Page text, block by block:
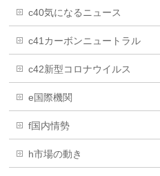
c40気になるニュース
c41カーボンニュートラル
c42新型コロナウイルス
e国際機関
f国内情勢
h市場の動き